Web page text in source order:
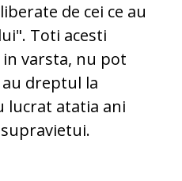
de cei ce au
Toti acesti
varsta, nu pot
dreptul la
lucrat atatia ani